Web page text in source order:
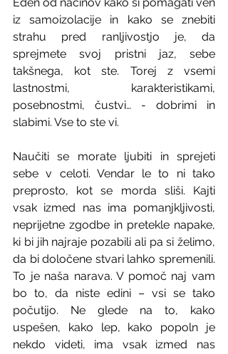
Eden od načinov kako si pomagati ven
iz samoizolacije in kako se znebiti
strahu pred ranljivostjo je, da
sprejmete svoj pristni jaz, sebe
takšnega, kot ste. Torej z vsemi
lastnostmi, karakteristikami,
posebnostmi, čustvi… - dobrimi in
slabimi. Vse to ste vi.
Naučiti se morate ljubiti in sprejeti
sebe v celoti. Vendar le to ni tako
preprosto, kot se morda sliši. Kajti
vsak izmed nas ima pomanjkljivosti,
neprijetne zgodbe in pretekle napake,
ki bi jih najraje pozabili ali pa si želimo,
da bi določene stvari lahko spremenili.
To je naša narava. V pomoč naj vam
bo to, da niste edini – vsi se tako
počutijo. Ne glede na to, kako
uspešen, kako lep, kako popoln je
nekdo videti, ima vsak izmed nas